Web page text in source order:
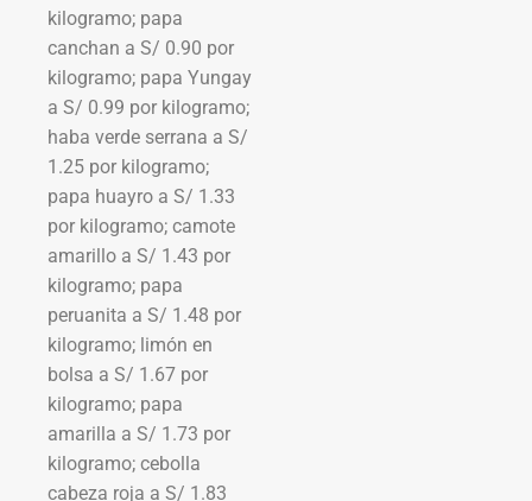
kilogramo; papa
canchan a S/ 0.90 por
kilogramo; papa Yungay
a S/ 0.99 por kilogramo;
haba verde serrana a S/
1.25 por kilogramo;
papa huayro a S/ 1.33
por kilogramo; camote
amarillo a S/ 1.43 por
kilogramo; papa
peruanita a S/ 1.48 por
kilogramo; limón en
bolsa a S/ 1.67 por
kilogramo; papa
amarilla a S/ 1.73 por
kilogramo; cebolla
cabeza roja a S/ 1.83